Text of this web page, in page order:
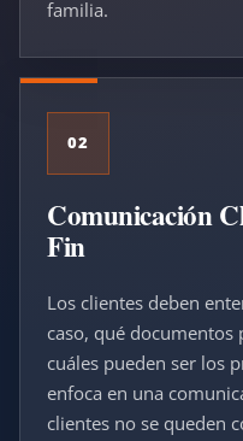
familia.
02
Comunicación
Fin
Los clientes deben
caso, qué documentos
cuáles pueden ser los
enfoca en una
clientes no se queden